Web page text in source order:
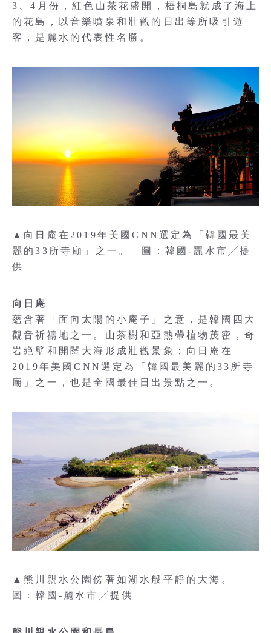
3、4月份，紅色山茶花盛開，梧桐島就成了海上
的花島，以音樂噴泉和壯觀的日出等所吸引遊
客，是麗水的代表性名勝。
▲向日庵在2019年美國CNN選定為「韓國最美
麗的33所寺廟」之一。 圖：韓國-麗水市╱提
供
向日庵
蘊含著「面向太陽的小庵子」之意，是韓國四大
觀音祈禱地之一。山茶樹和亞熱帶植物茂密，奇
岩絶壁和開闊大海形成壯觀景象；向日庵在
2019年美國CNN選定為「韓國最美麗的33所寺
廟」之一，也是全國最佳日出景點之一。
▲熊川親水公園傍著如湖水般平靜的大海。
圖：韓國-麗水市╱提供